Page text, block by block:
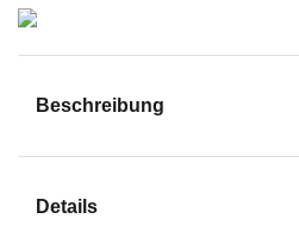
Beschreibung
Details